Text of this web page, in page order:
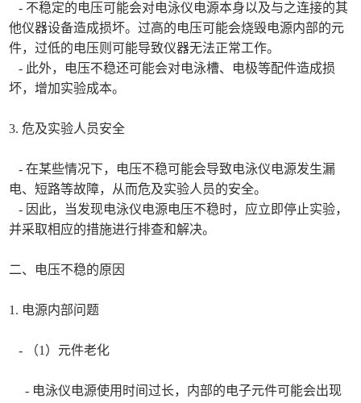
- 不稳定的电压可能会对电泳仪电源本身以及与之连接的其
他仪器设备造成损坏。过高的电压可能会烧毁电源内部的元
件，过低的电压则可能导致仪器无法正常工作。
- 此外，电压不稳还可能会对电泳槽、电极等配件造成损
坏，增加实验成本。
3. 危及实验人员安全
- 在某些情况下，电压不稳可能会导致电泳仪电源发生漏
电、短路等故障，从而危及实验人员的安全。
- 因此，当发现电泳仪电源电压不稳时，应立即停止实验，
并采取相应的措施进行排查和解决。
二、电压不稳的原因
1. 电源内部问题
- （1）元件老化
- 电泳仪电源使用时间过长，内部的电子元件可能会出现